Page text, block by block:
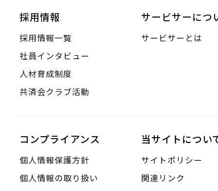
採用情報
採用情報一覧
社員インタビュー
人材育成制度
共済会クラブ活動
サービサーにつ
サービサーとは
コンプライアンス
個人情報保護方針
個人情報の取り扱い
当サイトについ
サイトポリシー
関連リンク